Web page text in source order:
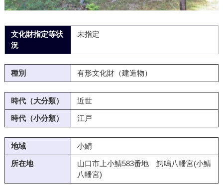
文化財指定等状
況
未指定
種別 有形文化財（建造物）
時代（大分類） 近世
時代（小分類） 江戸
地域 小鯖
所在地
山口市上小鯖583番地 鰐鳴八幡宮(小鯖
八幡宮)